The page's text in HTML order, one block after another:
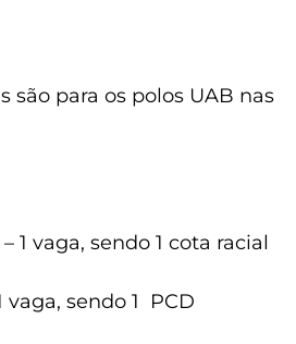
são para os polos UAB nas
1 vaga, sendo 1 cota racial
vaga, sendo 1 PCD